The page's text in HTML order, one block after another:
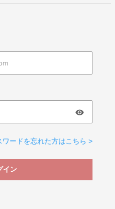
ワードを忘れた方はこちら >
イン